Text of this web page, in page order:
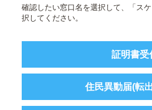
区役所フロアマップ
確認したい窓口名を選択して、「ス
択してください。
証明書受
住民異動届(転